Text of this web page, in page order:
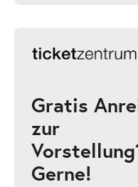
Gratis
zur
Gerne!